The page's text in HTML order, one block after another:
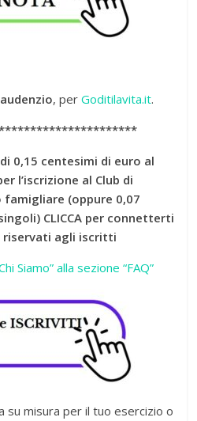
, perGoditilavita.it.
0,15 centesimi di euro al
l’iscrizione al Club di
famigliare (oppure 0,07
CLICCA per connetterti
agli iscritti
Siamo” alla sezione “FAQ”
su misura per il tuo esercizio o